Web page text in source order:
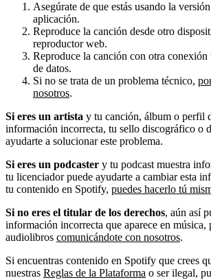
Asegúrate de que estás usando la
aplicación.
Reproduce la canción desde otro
reproductor web.
Reproduce la canción con otra
de datos.
Si no se trata de un problema técnico,
nosotros.
Si eres un artista y tu canción, álbum o perfil
información incorrecta, tu sello discográfico o
ayudarte a solucionar este problema.
Si eres un podcaster y tu podcast muestra
tu licenciador puede ayudarte a cambiar esta
tu contenido en Spotify, puedes hacerlo tú
Si no eres el titular de los derechos, aún así
información incorrecta que aparece en música,
audiolibros comunicándote con nosotros.
Si encuentras contenido en Spotify que crees
nuestras Reglas de la Plataforma o ser ilegal,